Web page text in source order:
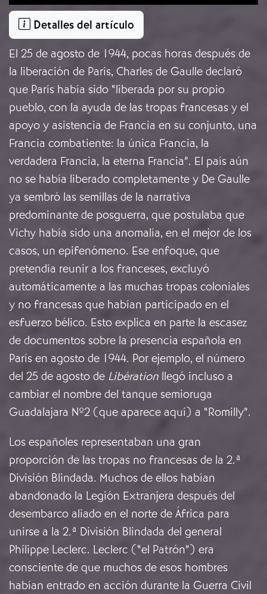
Detalles del artículo
El 25 de agosto de 1944, pocas horas después de
la liberación de París, Charles de Gaulle declaró
que París había sido “liberada por su propio
pueblo, con la ayuda de las tropas francesas y el
apoyo y asistencia de Francia en su conjunto, una
Francia combatiente: la única Francia, la
verdadera Francia, la eterna Francia”. El país aún
no se había liberado completamente y De Gaulle
ya sembró las semillas de la narrativa
predominante de posguerra, que postulaba que
Vichy había sido una anomalía, en el mejor de los
casos, un epifenómeno. Ese enfoque, que
pretendía reunir a los franceses, excluyó
automáticamente a las muchas tropas coloniales
y no francesas que habían participado en el
esfuerzo bélico. Esto explica en parte la escasez
de documentos sobre la presencia española en
París en agosto de 1944. Por ejemplo, el número
del 25 de agosto de Libération llegó incluso a
cambiar el nombre del tanque semioruga
Guadalajara Nº2 (que aparece aquí) a “Romilly”.
Los españoles representaban una gran
proporción de las tropas no francesas de la 2.ª
División Blindada. Muchos de ellos habían
abandonado la Legión Extranjera después del
desembarco aliado en el norte de África para
unirse a la 2.ª División Blindada del general
Philippe Leclerc. Leclerc (“el Patrón”) era
consciente de que muchos de esos hombres
habían entrado en acción durante la Guerra Civil